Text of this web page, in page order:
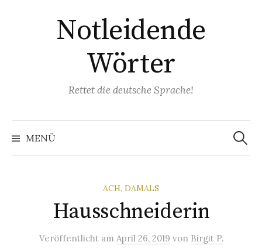
Notleidende
Wörter
Rettet die deutsche Sprache!
MENÜ
Suchen
nach:
ACH, DAMALS
Hausschneiderin
Veröffentlicht am April 26, 2019 von Birgit P.